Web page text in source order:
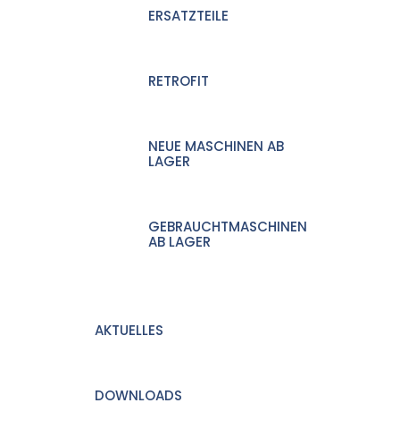
ERSATZTEILE
RETROFIT
NEUE MASCHINEN AB
LAGER
GEBRAUCHTMASCHINEN
AB LAGER
AKTUELLES
DOWNLOADS